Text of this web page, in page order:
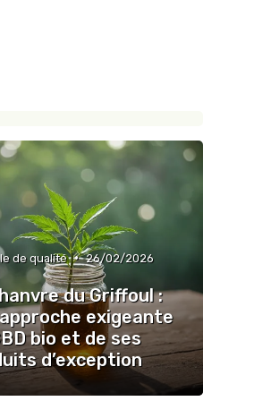
de qualité • 26/02/2026
du Griffoul :
exigeante
bio et de ses
d’exception